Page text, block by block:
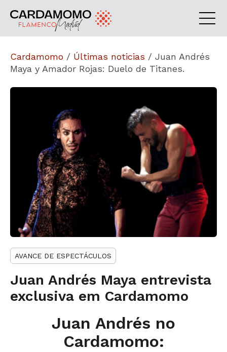
Cardamomo / Últimas noticias / Juan Andrés
Maya y Amador Rojas: Duelo de Titanes.
AVANCE DE ESPECTÁCULOS
Juan Andrés Maya entrevista
exclusiva em Cardamomo
Juan Andrés no
Cardamomo: